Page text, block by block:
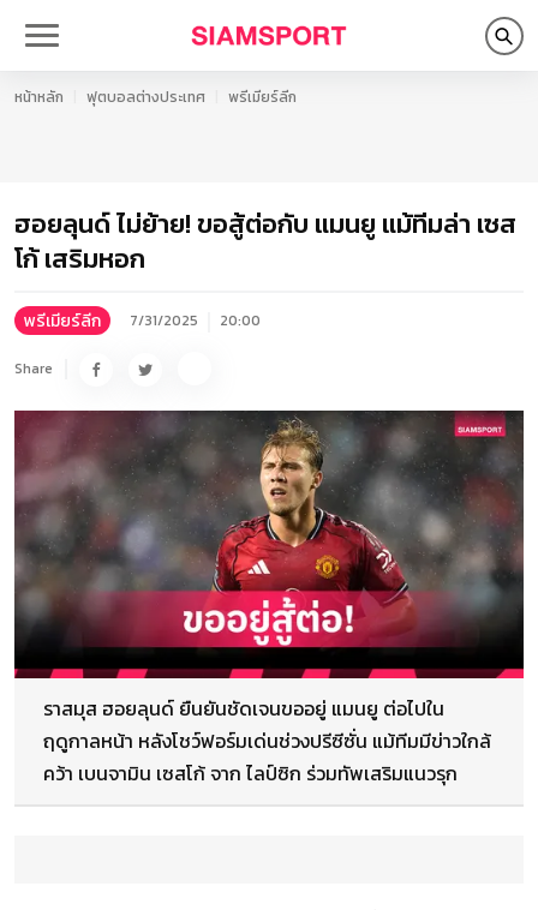
หน้าหลัก ฟุตบอลต่างประเทศ พรีเมียร์ลีก
ฮอยลุนด์ ไม่ย้าย! ขอสู้ต่อกับ แมนยู แม้ทีมล่า เซส
โก้ เสริมหอก
พรีเมียร์ลีก 7/31/2025 20:00
Share
ราสมุส ฮอยลุนด์ ยืนยันชัดเจนขออยู่ แมนยู ต่อไปใน
ฤดูกาลหน้า หลังโชว์ฟอร์มเด่นช่วงปรีซีซั่น แม้ทีมมีข่าวใกล้
คว้า เบนจามิน เซสโก้ จาก ไลป์ซิก ร่วมทัพเสริมแนวรุก